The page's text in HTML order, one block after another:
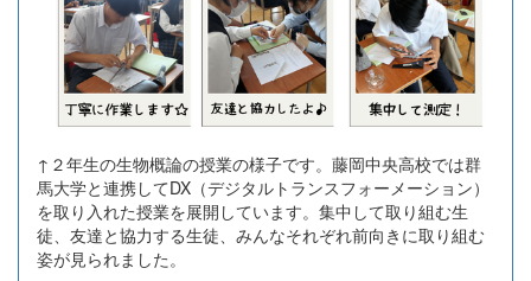
↑２年生の生物概論の授業の様子です。藤岡中央高校では群
馬大学と連携してDX（デジタルトランスフォーメーション）
を取り入れた授業を展開しています。集中して取り組む生
徒、友達と協力する生徒、みんなそれぞれ前向きに取り組む
姿が見られました。